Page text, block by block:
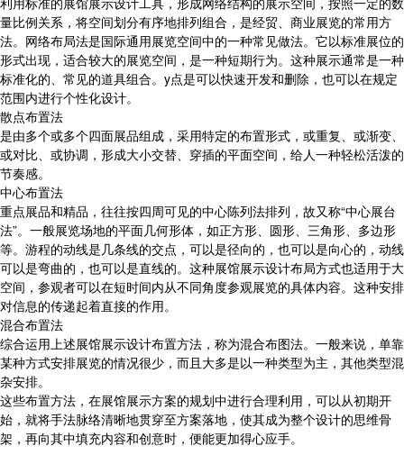
量比例关系，将空间划分有序地排列组合，是经贸、商业展览的常用方
法。网络布局法是国际通用展览空间中的一种常见做法。它以标准展位的
形式出现，适合较大的展览空间，是一种短期行为。这种展示通常是一种
标准化的、常见的道具组合。y点是可以快速开发和删除，也可以在规定
范围内进行个性化设计。
散点布置法
是由多个或多个四面展品组成，采用特定的布置形式，或重复、或渐变、
或对比、或协调，形成大小交替、穿插的平面空间，给人一种轻松活泼的
节奏感。
中心布置法
重点展品和精品，往往按四周可见的中心陈列法排列，故又称“中心展台
法”。一般展览场地的平面几何形体，如正方形、圆形、三角形、多边形
等。游程的动线是几条线的交点，可以是径向的，也可以是向心的，动线
可以是弯曲的，也可以是直线的。这种展馆展示设计布局方式也适用于大
空间，参观者可以在短时间内从不同角度参观展览的具体内容。这种安排
对信息的传递起着直接的作用。
混合布置法
综合运用上述展馆展示设计布置方法，称为混合布图法。一般来说，单靠
某种方式安排展览的情况很少，而且大多是以一种类型为主，其他类型混
杂安排。
这些布置方法，在展馆展示方案的规划中进行合理利用，可以从初期开
始，就将手法脉络清晰地贯穿至方案落地，使其成为整个设计的思维骨
架，再向其中填充内容和创意时，便能更加得心应手。